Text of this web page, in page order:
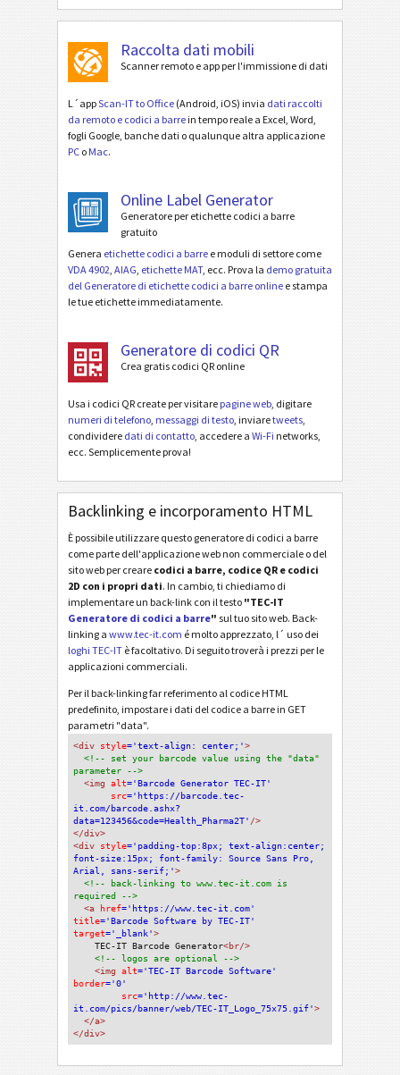
Raccolta dati mobili
Scanner remoto e app per l'immissione di dati
L´appScan-IT to Office (Android, iOS) invia dati raccolti
da remoto e codici a barre in tempo reale a Excel, Word,
fogli Google, banche dati o qualunque altra applicazione
PC o Mac.
Online Label Generator
Generatore per etichette codici a barre
gratuito
Genera etichette codici a barre e moduli di settore come
VDA 4902 AIAG etichette MAT, ecc. Prova la demo gratuita
del Generatore di etichette codici a barre online e stampa
le tue etichette immediatamente.
Generatore di codici QR
Crea gratis codici QR online
Usa i codici QR create per visitare pagine web , digitare
numeri di telefono messaggi di testo , inviaretweets
condividere dati di contatto , accedere a Wi-Fi networks,
ecc. Semplicemente prova!
Backlinking e incorporamento HTML
È possibile utilizzare questo generatore di codici a barre
come parte dell'applicazione web non commerciale o del
sito web per creare codici a barre, codice QR e codici
2D con i propri dati. In cambio, ti chiediamo di
implementare un back-link con il testo "TEC-IT
Generatore di codici a barre" sul tuo sito web. Back-
linking a www.tec-it.com é molto apprezzato, l´ uso dei
loghi TEC-IT è facoltativo. Di seguito troverà i prezzi per le
applicazioni commerciali.
Per il back-linking far referimento al codice HTML
predefinito, impostare i dati del codice a barre in GET
parametri "data".
<div style='text-align: center;'>
<!-- set your barcode value using the "data"
parameter -->
<img alt='Barcode Generator TEC-IT'
src='https://barcode.tec-
it.com/barcode.ashx?
data=123456&code=Health_Pharma2T' />
</div>
<div style='padding-top:8px; text-align:center;
font-size:15px; font-family: Source Sans Pro,
Arial, sans-serif;'>
<!-- back-linking to www.tec-it.com is
required -->
<a href='https://www.tec-it.com'
title='Barcode Software by TEC-IT'
target='_blank'>
TEC-IT Barcode Generator<br/>
<!-- logos are optional -->
<img alt='TEC-IT Barcode Software'
border='0'
src='http://www.tec-
it.com/pics/banner/web/TEC-IT_Logo_75x75.gif'>
</a>
</div>